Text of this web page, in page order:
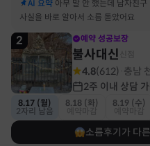
AI 요약 아무 말 안 했는데 남자친구
사실을 바로 알아서 소름 돋았어요
2 예약 성공보장
불사대신
4.8(612) 충남
2주 이내 상담
8.17 (월)
2자리 남음
8.18 (화)
8.19 (수)
소름후기가 다